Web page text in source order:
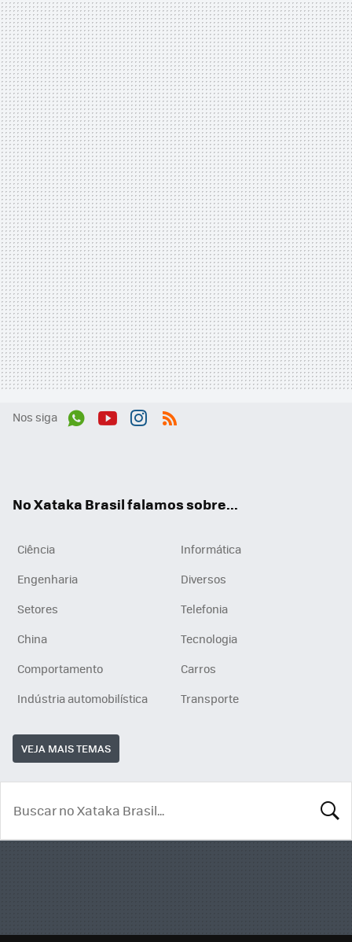
Nos siga
No Xataka Brasil falamos sobre...
Ciência
Informática
Engenharia
Diversos
Setores
Telefonia
China
Tecnologia
Comportamento
Carros
Indústria automobilística
Transporte
VEJA MAIS TEMAS